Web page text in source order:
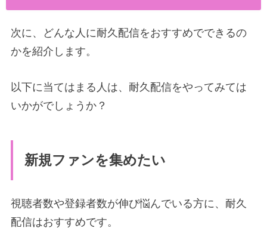
次に、どんな人に耐久配信をおすすめでできるの
かを紹介します。
以下に当てはまる人は、耐久配信をやってみては
いかがでしょうか？
新規ファンを集めたい
視聴者数や登録者数が伸び悩んでいる方に、耐久
配信はおすすめです。